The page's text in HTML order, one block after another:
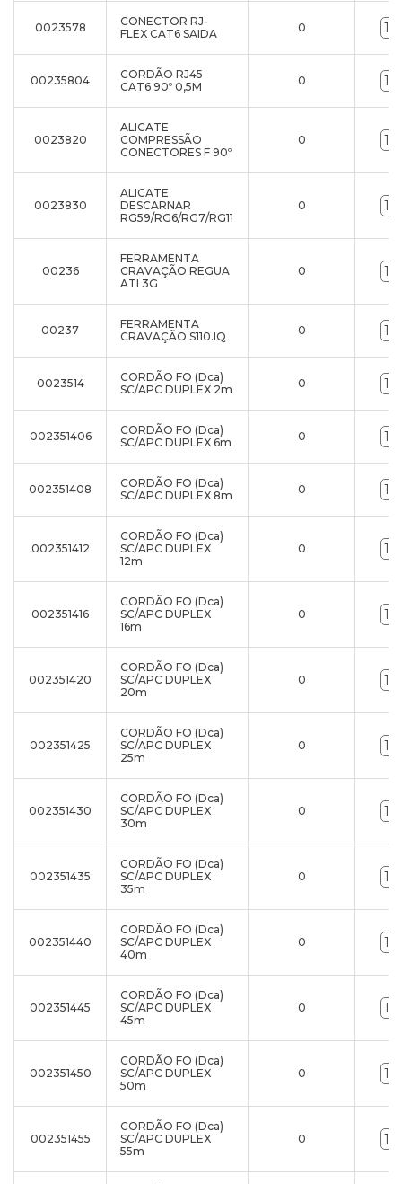
0023578
CONECTOR RJ-
FLEX CAT6 SAIDA
0
00235804
CORDÃO RJ45
CAT6 90º 0,5M
0
0023820
ALICATE
COMPRESSÃO
CONECTORES F 90º
0
0023830
ALICATE
DESCARNAR
RG59/RG6/RG7/RG11
0
00236
FERRAMENTA
CRAVAÇÃO REGUA
ATI 3G
0
00237
FERRAMENTA
CRAVAÇÃO S110.IQ
0
0023514
CORDÃO FO (Dca)
SC/APC DUPLEX 2m
0
002351406
CORDÃO FO (Dca)
SC/APC DUPLEX 6m
0
002351408
CORDÃO FO (Dca)
SC/APC DUPLEX 8m
0
002351412
CORDÃO FO (Dca)
SC/APC DUPLEX
12m
0
002351416
CORDÃO FO (Dca)
SC/APC DUPLEX
16m
0
002351420
CORDÃO FO (Dca)
SC/APC DUPLEX
20m
0
002351425
CORDÃO FO (Dca)
SC/APC DUPLEX
25m
0
002351430
CORDÃO FO (Dca)
SC/APC DUPLEX
30m
0
002351435
CORDÃO FO (Dca)
SC/APC DUPLEX
35m
0
002351440
CORDÃO FO (Dca)
SC/APC DUPLEX
40m
0
002351445
CORDÃO FO (Dca)
SC/APC DUPLEX
45m
0
002351450
CORDÃO FO (Dca)
SC/APC DUPLEX
50m
0
002351455
CORDÃO FO (Dca)
SC/APC DUPLEX
55m
0